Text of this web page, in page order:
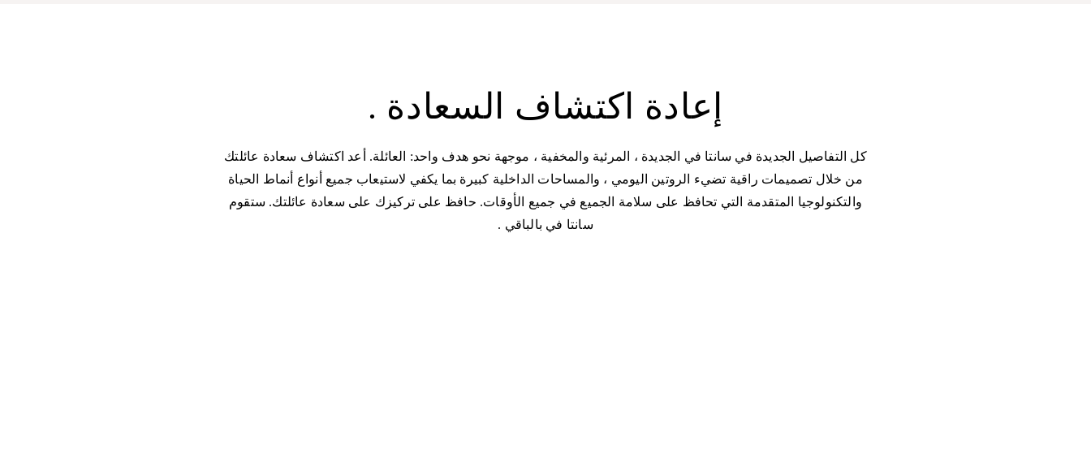
إعادة اكتشاف السعادة .
كل التفاصيل الجديدة في سانتا في الجديدة ، المرئية والمخفية ، موجهة نحو هدف واحد: العائلة. أعد اكتشاف سعادة عائلتك
من خلال تصميمات راقية تضيء الروتين اليومي ، والمساحات الداخلية كبيرة بما يكفي لاستيعاب جميع أنواع أنماط الحياة
والتكنولوجيا المتقدمة التي تحافظ على سلامة الجميع في جميع الأوقات. حافظ على تركيزك على سعادة عائلتك. ستقوم
سانتا في بالباقي .